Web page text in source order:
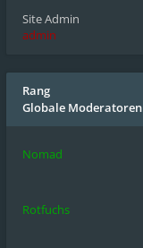
Site Admin
admin
Rang
Globale Moderatoren
Nomad
Rotfuchs